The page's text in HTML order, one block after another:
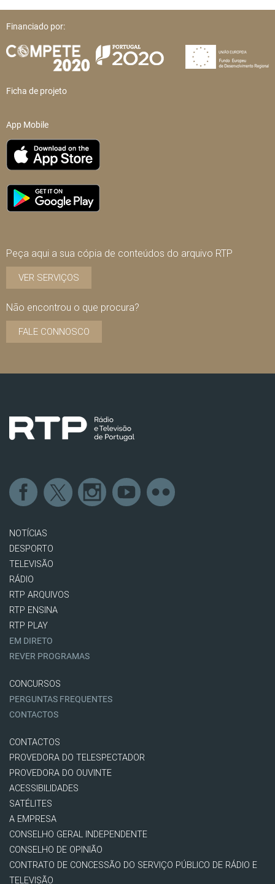
Financiado por:
Ficha de projeto
App Mobile
Peça aqui a sua cópia de conteúdos do arquivo RTP
VER SERVIÇOS
Não encontrou o que procura?
FALE CONNOSCO
NOTÍCIAS
DESPORTO
TELEVISÃO
RÁDIO
RTP ARQUIVOS
RTP ENSINA
RTP PLAY
EM DIRETO
REVER PROGRAMAS
CONCURSOS
PERGUNTAS FREQUENTES
CONTACTOS
CONTACTOS
PROVEDORA DO TELESPECTADOR
PROVEDORA DO OUVINTE
ACESSIBILIDADES
SATÉLITES
A EMPRESA
CONSELHO GERAL INDEPENDENTE
CONSELHO DE OPINIÃO
CONTRATO DE CONCESSÃO DO SERVIÇO PÚBLICO DE RÁDIO E
TELEVISÃO